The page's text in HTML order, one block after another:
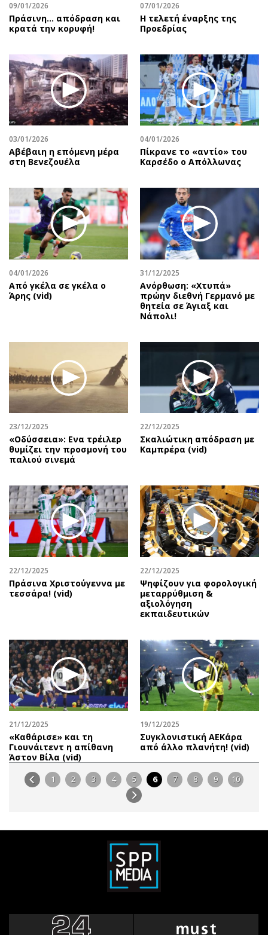
09/01/2026
Πράσινη... απόδραση και
κρατά την κορυφή!
07/01/2026
Η τελετή έναρξης της
Προεδρίας
03/01/2026
Αβέβαιη η επόμενη μέρα
στη Βενεζουέλα
04/01/2026
Πίκρανε το «αντίο» του
Καρσέδο ο Απόλλωνας
04/01/2026
Από γκέλα σε γκέλα ο
Άρης (vid)
31/12/2025
Ανόρθωση: «Χτυπά»
πρώην διεθνή Γερμανό με
θητεία σε Άγιαξ και
Νάπολι!
23/12/2025
«Οδύσσεια»: Ενα τρέιλερ
θυμίζει την προσμονή του
παλιού σινεμά
22/12/2025
Σκαλιώτικη απόδραση με
Καμπρέρα (vid)
22/12/2025
Πράσινα Χριστούγεννα με
τεσσάρα! (vid)
22/12/2025
Ψηφίζουν για φορολογική
μεταρρύθμιση &
αξιολόγηση
εκπαιδευτικών
21/12/2025
«Καθάρισε» και τη
Γιουνάιτεντ η απίθανη
Άστον Βίλα (vid)
19/12/2025
Συγκλονιστική ΑΕΚάρα
από άλλο πλανήτη! (vid)
1 2 3 4 5 6 7 8 9 10